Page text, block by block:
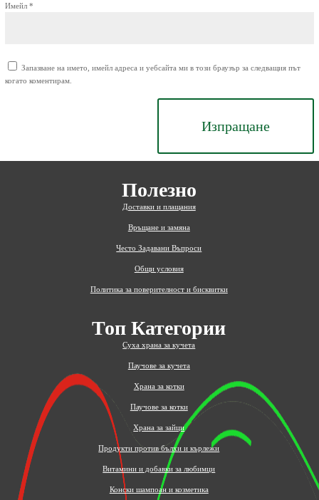
Имейл *
Запазване на името, имейл адреса и уебсайта ми в този браузър за следващия път
когато коментирам.
Изпращане
Полезно
Доставки и плащания
Връщане и замяна
Често Задавани Въпроси
Общи условия
Политика за поверителност и бисквитки
Топ Категории
Суха храна за кучета
Паучове за кучета
Храна за котки
Паучове за котки
Храна за зайци
Продукти против бълхи и кърлежи
Витамини и добавки за любимци
Конски шампоан и козметика